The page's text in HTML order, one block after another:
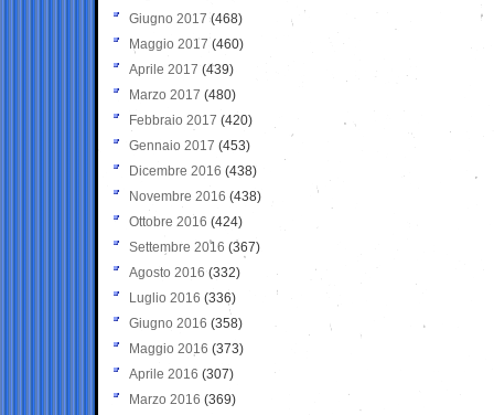
Giugno 2017 (468)
Maggio 2017 (460)
Aprile 2017 (439)
Marzo 2017 (480)
Febbraio 2017 (420)
Gennaio 2017 (453)
Dicembre 2016 (438)
Novembre 2016 (438)
Ottobre 2016 (424)
Settembre 2016 (367)
Agosto 2016 (332)
Luglio 2016 (336)
Giugno 2016 (358)
Maggio 2016 (373)
Aprile 2016 (307)
Marzo 2016 (369)